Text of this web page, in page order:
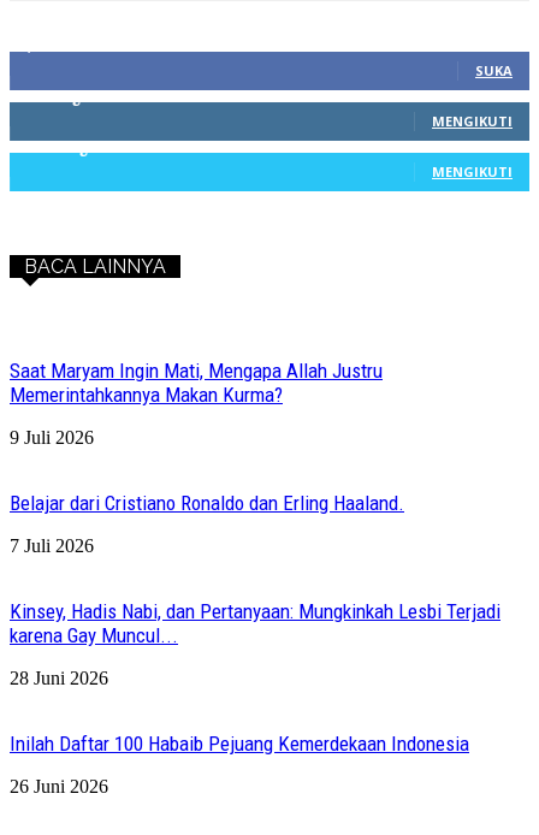
SUKA
MENGIKUTI
MENGIKUTI
BACA LAINNYA
Saat Maryam Ingin Mati, Mengapa Allah Justru
Memerintahkannya Makan Kurma?
9 Juli 2026
Belajar dari Cristiano Ronaldo dan Erling Haaland.
7 Juli 2026
Kinsey, Hadis Nabi, dan Pertanyaan: Mungkinkah Lesbi Terjadi
karena Gay Muncul...
28 Juni 2026
Inilah Daftar 100 Habaib Pejuang Kemerdekaan Indonesia
26 Juni 2026